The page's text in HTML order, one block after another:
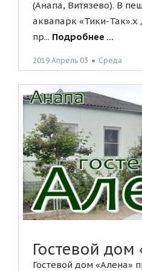
(Анапа, Витязево). В
аквапарк «Тики-Так».х
пр... Подробнее ...
2019 Апрель 03 ● Среда
Гостевой дом
Гостевой дом «Алена»